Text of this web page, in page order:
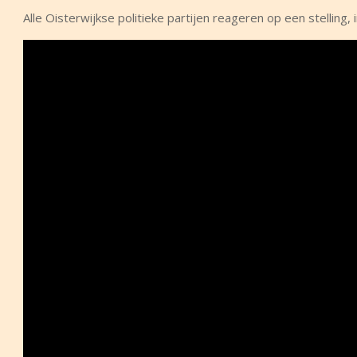
Alle Oisterwijkse politieke partijen reageren op een stelling,